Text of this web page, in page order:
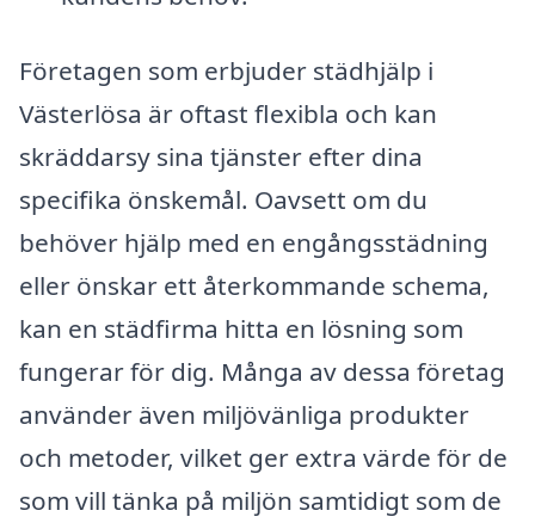
Företagen som erbjuder städhjälp i
Västerlösa är oftast flexibla och kan
skräddarsy sina tjänster efter dina
specifika önskemål. Oavsett om du
behöver hjälp med en engångsstädning
eller önskar ett återkommande schema,
kan en städfirma hitta en lösning som
fungerar för dig. Många av dessa företag
använder även miljövänliga produkter
och metoder, vilket ger extra värde för de
som vill tänka på miljön samtidigt som de